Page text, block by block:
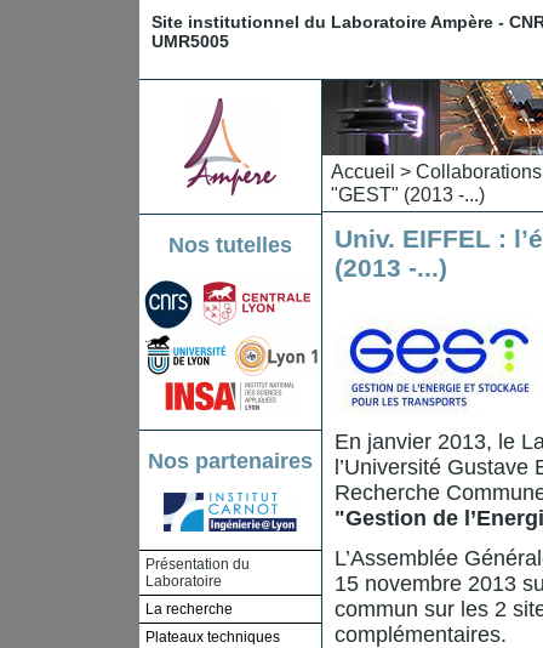
Site institutionnel du Laboratoire Ampère -
UMR5005
Nos tutelles
Nos partenaires
Présentation du
Laboratoire
La recherche
Plateaux techniques
Accueil > Collaborations
"GEST" (2013 -...)
Univ. EIFFEL :
(2013 -...)
En janvier 2013, le
l’Université
Recherche
"Gestion de
L’Assemblée
15 novembre 2013
commun sur les 2
complémentaires.